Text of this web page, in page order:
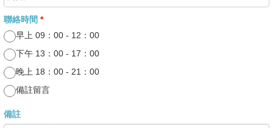
聯絡時間 *
早上 09：00 - 12：00
下午 13：00 - 17：00
晚上 18：00 - 21：00
備註留言
備註